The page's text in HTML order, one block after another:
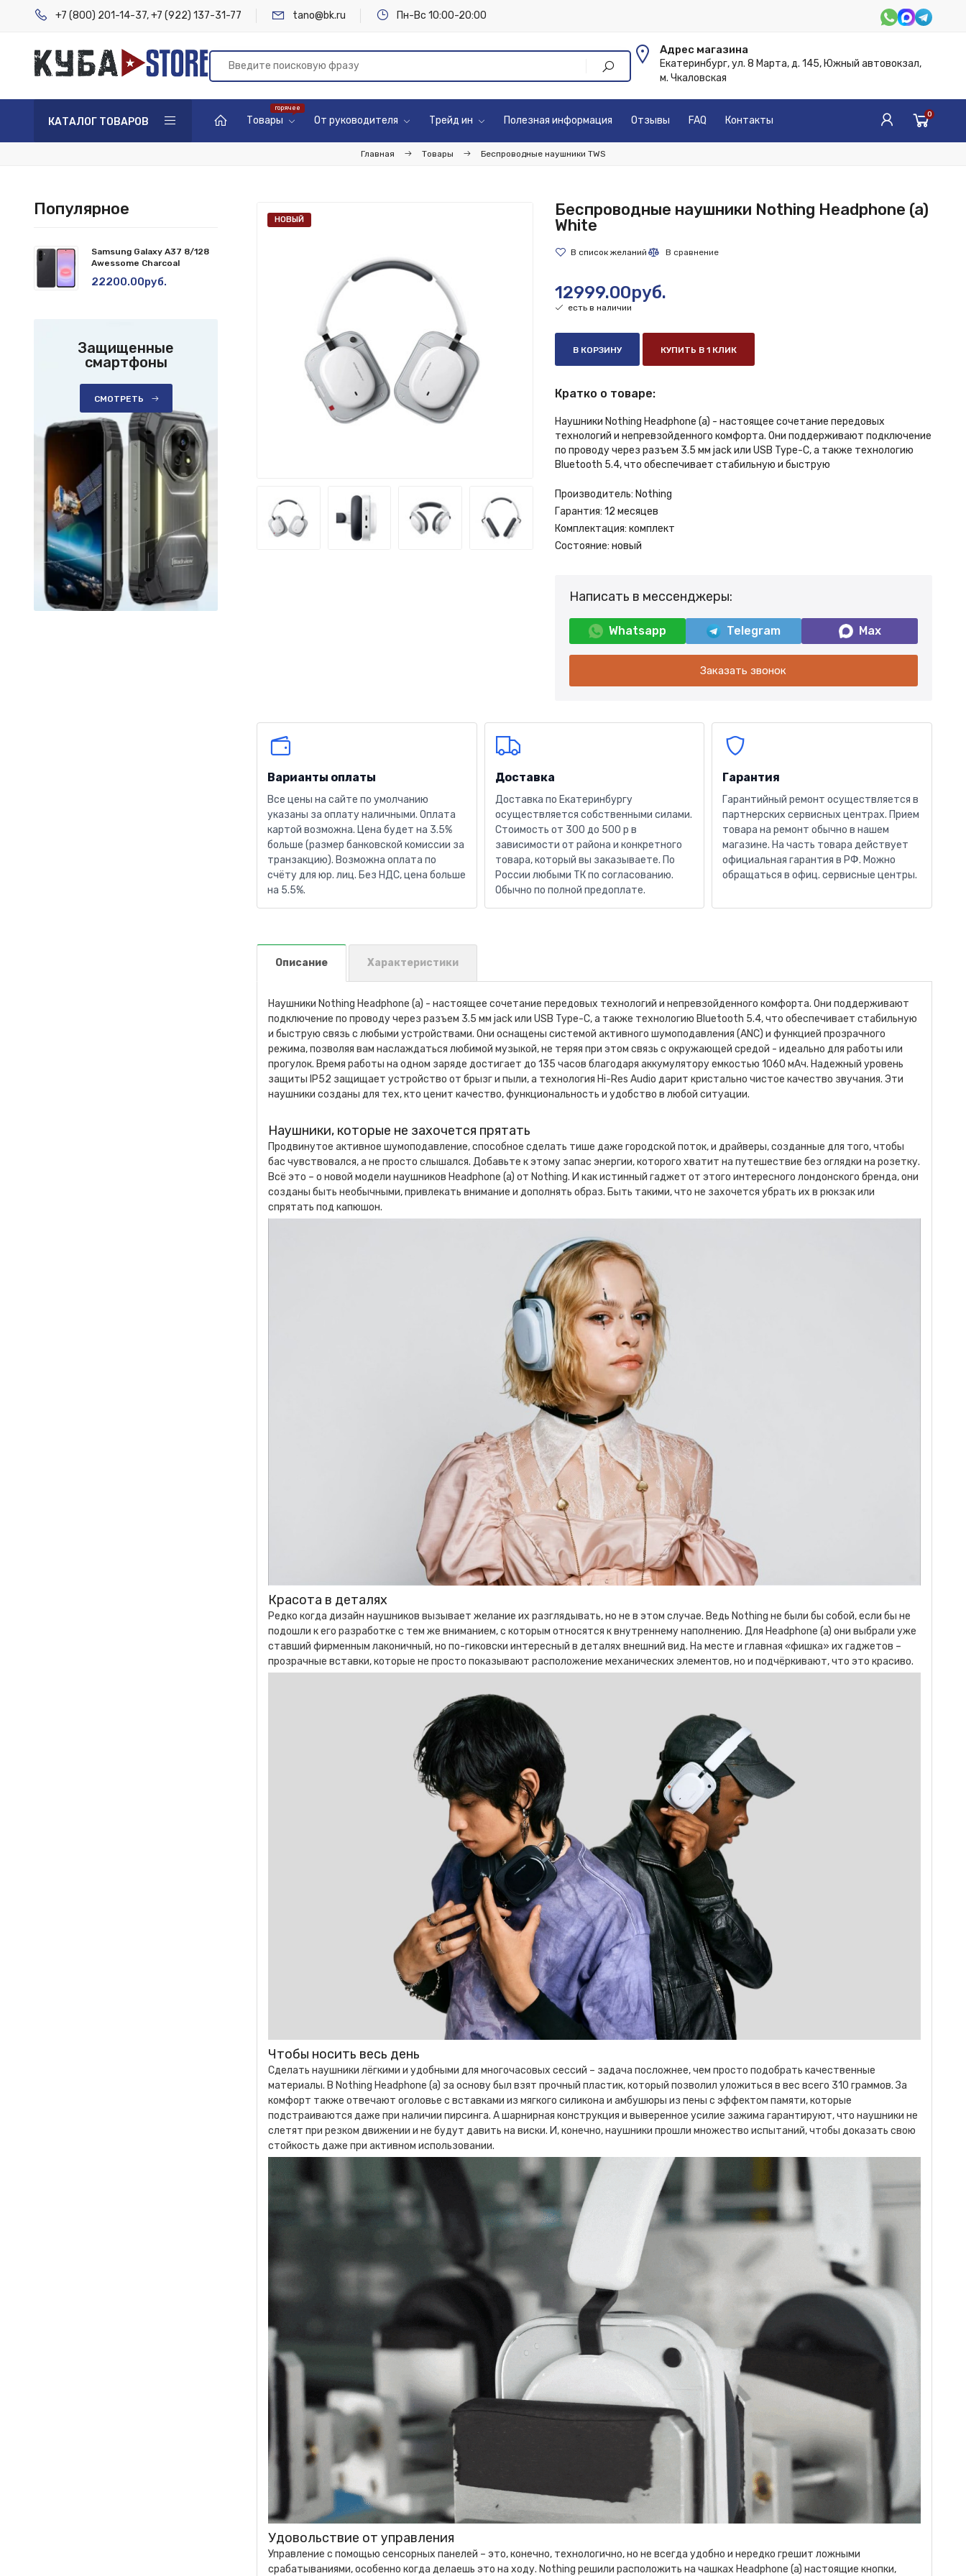
+7 (800) 201-14-37,+7 (922) 137-31-77 tano@bk.ru Пн-Вс 10:00-20:00
Адрес магазина
Екатеринбург, ул. 8 Марта, д. 145, Южный автовокзал,
м. Чкаловская
КАТАЛОГ ТОВАРОВ Товары От руководителя Трейд ин Полезная информация Отзывы FAQ Контакты 0
Главная Товары Беспроводные наушники TWS
НОВЫЙ
Беспроводные наушники Nothing Headphone (a)
White
12999.00руб.
есть в наличии
В КОРЗИНУ КУПИТЬ В 1 КЛИК
Кратко о товаре:
Наушники Nothing Headphone (a) - настоящее сочетание передовых
технологий и непревзойденного комфорта. Они поддерживают подключение
по проводу через разъем 3.5 мм jack или USB Type-C, а также технологию
Bluetooth 5.4, что обеспечивает стабильную и быструю
Производитель: Nothing
Гарантия: 12 месяцев
Комплектация: комплект
Состояние: новый
Написать в мессенджеры:
Whatsapp Telegram Max
Заказать звонок
Варианты оплаты
Все цены на сайте по умолчанию
указаны за оплату наличными. Оплата
картой возможна. Цена будет на 3.5%
больше (размер банковской комиссии за
транзакцию). Возможна оплата по
счёту для юр. лиц. Без НДС, цена больше
на 5.5%.
Доставка
Доставка по Екатеринбургу
осуществляется собственными силами.
Стоимость от 300 до 500 р в
зависимости от района и конкретного
товара, который вы заказываете. По
России любыми ТК по согласованию.
Обычно по полной предоплате.
Гарантия
Гарантийный ремонт осуществляется в
партнерских сервисных центрах. Прием
товара на ремонт обычно в нашем
магазине. На часть товара действует
официальная гарантия в РФ. Можно
обращаться в офиц. сервисные центры.
Описание Характеристики
Наушники Nothing Headphone (a) - настоящее сочетание передовых технологий и непревзойденного комфорта. Они поддерживают
подключение по проводу через разъем 3.5 мм jack или USB Type-C, а также технологию Bluetooth 5.4, что обеспечивает стабильную
и быструю связь с любыми устройствами. Они оснащены системой активного шумоподавления (ANC) и функцией прозрачного
режима, позволяя вам наслаждаться любимой музыкой, не теряя при этом связь с окружающей средой - идеально для работы или
прогулок. Время работы на одном заряде достигает до 135 часов благодаря аккумулятору емкостью 1060 мАч. Надежный уровень
защиты IP52 защищает устройство от брызг и пыли, а технология Hi-Res Audio дарит кристально чистое качество звучания. Эти
наушники созданы для тех, кто ценит качество, функциональность и удобство в любой ситуации.
Наушники, которые не захочется прятать
Продвинутое активное шумоподавление, способное сделать тише даже городской поток, и драйверы, созданные для того, чтобы
бас чувствовался, а не просто слышался. Добавьте к этому запас энергии, которого хватит на путешествие без оглядки на розетку.
Всё это – о новой модели наушников Headphone (a) от Nothing. И как истинный гаджет от этого интересного лондонского бренда, они
созданы быть необычными, привлекать внимание и дополнять образ. Быть такими, что не захочется убрать их в рюкзак или
спрятать под капюшон.
Красота в деталях
Редко когда дизайн наушников вызывает желание их разглядывать, но не в этом случае. Ведь Nothing не были бы собой, если бы не
подошли к его разработке с тем же вниманием, с которым относятся к внутреннему наполнению. Для Headphone (a) они выбрали уже
ставший фирменным лаконичный, но по-гиковски интересный в деталях внешний вид. На месте и главная «фишка» их гаджетов –
прозрачные вставки, которые не просто показывают расположение механических элементов, но и подчёркивают, что это красиво.
Чтобы носить весь день
Сделать наушники лёгкими и удобными для многочасовых сессий – задача посложнее, чем просто подобрать качественные
материалы. В Nothing Headphone (a) за основу был взят прочный пластик, который позволил уложиться в вес всего 310 граммов. За
комфорт также отвечают оголовье с вставками из мягкого силикона и амбушюры из пены с эффектом памяти, которые
подстраиваются даже при наличии пирсинга. А шарнирная конструкция и выверенное усилие зажима гарантируют, что наушники не
слетят при резком движении и не будут давить на виски. И, конечно, наушники прошли множество испытаний, чтобы доказать свою
стойкость даже при активном использовании.
Удовольствие от управления
Управление с помощью сенсорных панелей – это, конечно, технологично, но не всегда удобно и нередко грешит ложными
срабатываниями, особенно когда делаешь это на ходу. Nothing решили расположить на чашках Headphone (a) настоящие кнопки,
Популярное
Samsung Galaxy A37 8/128
Awessome Charcoal
22200.00руб.
Защищенные
смартфоны
СМОТРЕТЬ